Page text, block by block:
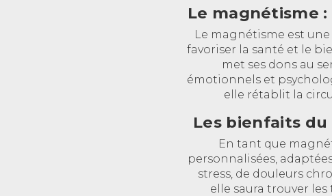
Le magnétisme
Le magnétisme est
favoriser la santé et le
met ses dons au
émotionnels et
elle rétablit la
Les bienfaits du
En tant que
personnalisées,
stress, de douleurs
elle saura trouver